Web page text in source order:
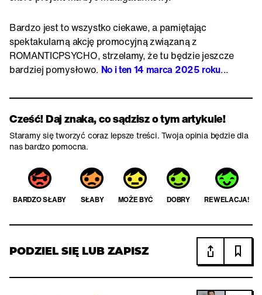
Bardzo jest to wszystko ciekawe, a pamiętając
spektakularną akcję promocyjną związaną z
ROMANTICPSYCHO, strzelamy, że tu będzie jeszcze
bardziej pomysłowo. No i ten 14 marca 2025 roku...
Cześć! Daj znaka, co sądzisz o tym artykule!
Staramy się tworzyć coraz lepsze treści. Twoja opinia będzie dla
nas bardzo pomocna.
BARDZO SŁABY SŁABY MOŻE BYĆ DOBRY REWELACJA!
PODZIEL SIĘ LUB ZAPISZ